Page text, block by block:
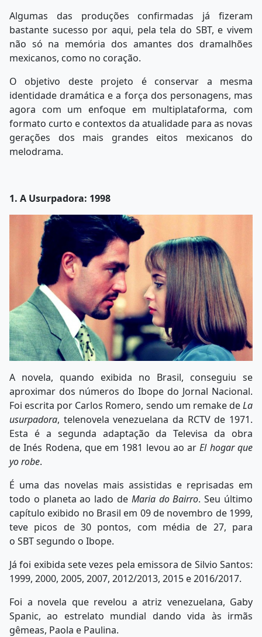
Algumas das produções confirmadas já fizeram
bastante sucesso por aqui, pela tela do SBT, e vivem
não só na memória dos amantes dos dramalhões
mexicanos, como no coração.
O objetivo deste projeto é conservar a mesma
identidade dramática e a força dos personagens, mas
agora com um enfoque em multiplataforma, com
formato curto e contextos da atualidade para as novas
gerações dos mais grandes eitos mexicanos do
melodrama.
1. A Usurpadora: 1998
A novela, quando exibida no Brasil, conseguiu se
aproximar dos números do Ibope do Jornal Nacional.
Foi escrita por Carlos Romero, sendo um remake deLa
usurpadora, telenovela venezuelana da RCTV de 1971.
Esta é a segunda adaptação da Televisa da obra
de Inés Rodena, que em 1981 levou ao arEl hogar que
yo robe.
É uma das novelas mais assistidas e reprisadas em
todo o planeta ao lado de Maria do Bairro. Seu último
capítulo exibido no Brasil em 09 de novembro de 1999,
teve picos de 30 pontos, com média de 27, para
o SBT segundo o Ibope.
Já foi exibida sete vezes pela emissora de Silvio Santos:
1999, 2000, 2005, 2007, 2012/2013, 2015 e 2016/2017.
Foi a novela que revelou a atriz venezuelana, Gaby
Spanic, ao estrelato mundial dando vida às irmãs
gêmeas, Paola e Paulina.